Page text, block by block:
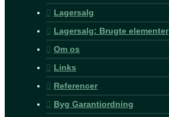
Lagersalg
Lagersalg: Brugte elementer
Om os
Links
Referencer
Byg Garantiordning